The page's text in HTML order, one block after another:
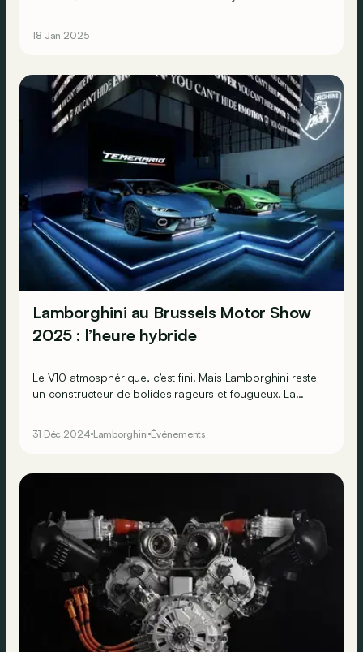
choix de Sébastien.
18 Jan 2025
Lamborghini au Brussels Motor Show
2025 : l’heure hybride
Le V10 atmosphérique, c’est fini. Mais Lamborghini reste
un constructeur de bolides rageurs et fougueux. La
puissants, qui seront exposés au BMS 2025.
31 Déc 2024 Lamborghini Événements